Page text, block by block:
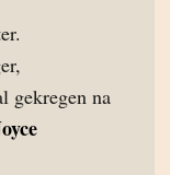
gekregen na